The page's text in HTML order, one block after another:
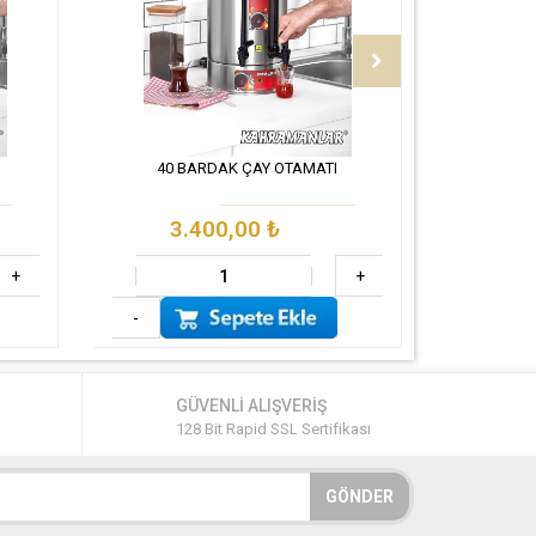
+
40 BARDAK ÇAY OTAMATI
3.400,00 ₺
+
-
GÜVENLİ ALIŞVERİŞ
128 Bit Rapid SSL Sertifikası
GÖNDER